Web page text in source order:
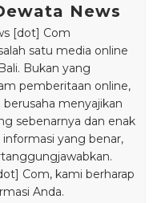
News
[dot] Com
satu media online
Bukan yang
pemberitaan online,
menyajikan
sebenarnya dan enak
yang benar,
Com, kami berharap
Anda.